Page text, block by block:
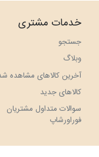
خدمات مشتری
جستجو
وبلاگ
آخرین کالاهای مشاهده
کالاهای جدید
سوالات متداول مشتریان
فوراورشاپ